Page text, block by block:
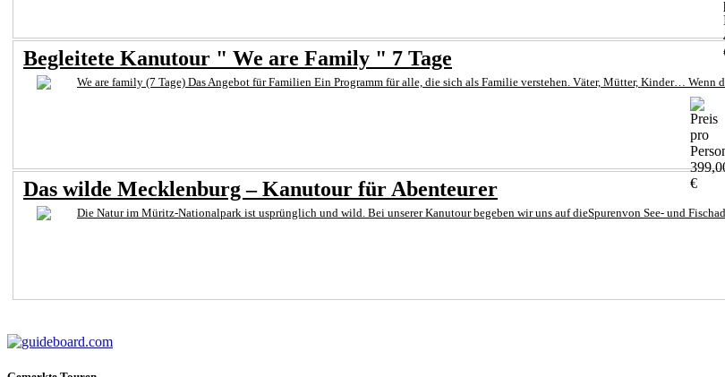
Begleitete Kanutour " We are Family " 7 Tage
We are family (7 Tage) Das Angebot für Familien Ein Programm für alle, die sich als Familie verstehen. Väter, Mütter, Kinder… Wenn
€
Das wilde Mecklenburg – Kanutour für Abenteurer
Die Natur im Müritz-Nationalpark ist usprünglich und wild. Bei unserer Kanutour begeben wir uns auf dieSpurenvon See- und